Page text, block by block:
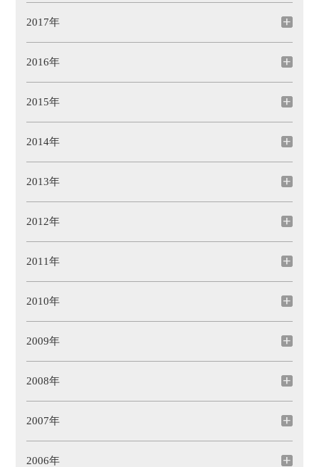
2017年
2016年
2015年
2014年
2013年
2012年
2011年
2010年
2009年
2008年
2007年
2006年